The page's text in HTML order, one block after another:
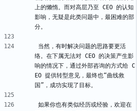
上的懒惰。而对高层乃至 CEO 的认知
影响，无疑是此类问题中，最困难的部
分。
当然，有时解决问题的思路要更活
络。在下属无法对 CEO 的决策产生影
响的情况下，通过外部咨询的方式给 C
EO 提供转型意见，最终也“曲线救
国”，成功实现了目标。
如果你也有类似经历或经验，欢迎在